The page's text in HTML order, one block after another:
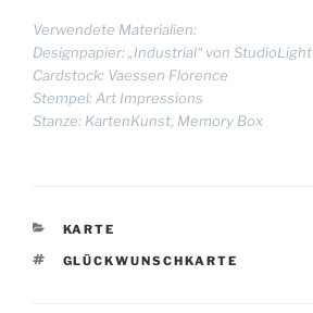
Verwendete Materialien:
Designpapier: „Industrial“ von StudioLight
Cardstock: Vaessen Florence
Stempel: Art Impressions
Stanze: KartenKunst, Memory Box
KATEGORIEN
KARTE
SCHLAGWÖRTER
GLÜCKWUNSCHKARTE